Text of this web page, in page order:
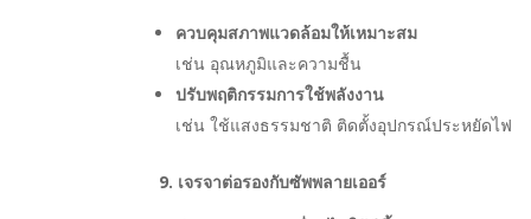
ควบคุมสภาพแวดล้อมให้เหมาะสม
เช่น อุณหภูมิและความชื้น
ปรับพฤติกรรมการใช้พลังงาน
เช่น ใช้แสงธรรมชาติ ติดตั้งอุปกรณ์ประหยัดไฟ
9. เจรจาต่อรองกับซัพพลายเออร์